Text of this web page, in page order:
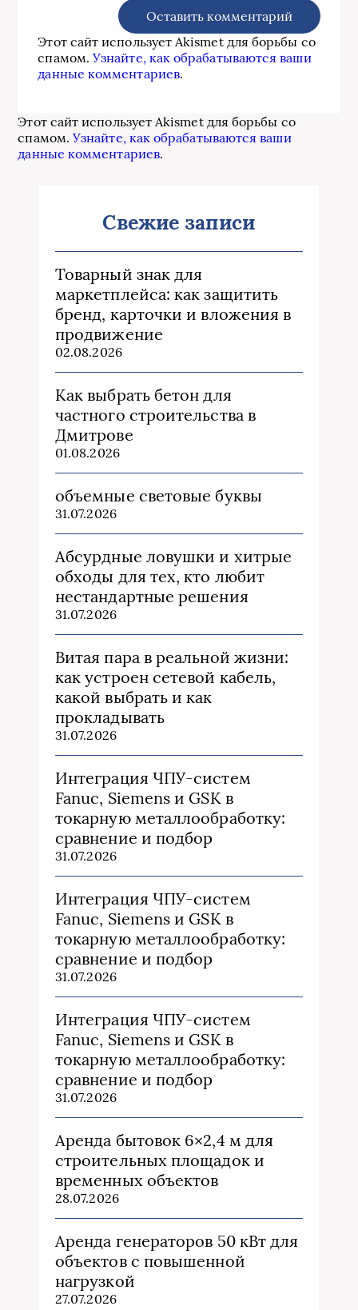
Этот сайт использует Akismet для борьбы со
спамом.Узнайте, как обрабатываются ваши
данные комментариев.
Этот сайт использует Akismet для борьбы со
спамом.Узнайте, как обрабатываются ваши
данные комментариев.
Свежие записи
Товарный знак для
маркетплейса: как защитить
бренд, карточки и вложения в
продвижение
02.08.2026
Как выбрать бетон для
частного строительства в
Дмитрове
01.08.2026
объемные световые буквы
31.07.2026
Абсурдные ловушки и хитрые
обходы для тех, кто любит
нестандартные решения
31.07.2026
Витая пара в реальной жизни:
как устроен сетевой кабель,
какой выбрать и как
прокладывать
31.07.2026
Интеграция ЧПУ-систем
Fanuc, Siemens и GSK в
токарную металлообработку:
сравнение и подбор
31.07.2026
Интеграция ЧПУ-систем
Fanuc, Siemens и GSK в
токарную металлообработку:
сравнение и подбор
31.07.2026
Интеграция ЧПУ-систем
Fanuc, Siemens и GSK в
токарную металлообработку:
сравнение и подбор
31.07.2026
Аренда бытовок 6×2,4 м для
строительных площадок и
временных объектов
28.07.2026
Аренда генераторов 50 кВт для
объектов с повышенной
нагрузкой
27.07.2026